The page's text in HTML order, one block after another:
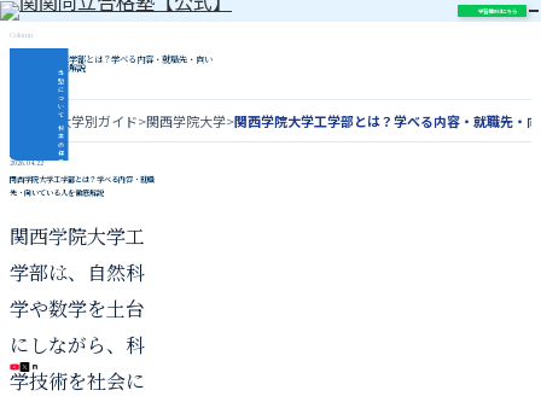
学習相談はこちら
当
塾
に
つ
い
て
授
業
の
様
子
指
導
内
実
績
同
立
コ
ラ
ム
\ 各種SNS更新中 /
Column
関西学院大学工学部とは？学べる内容・就職先・向い
ている人を徹底解説
大学別ガイド>関西学院大学>関西学院大学工学部とは？学べる内容・就職先・
2026.04.22
関西学院大学工学部とは？学べる内容・就職
先・向いている人を徹底解説
関西学院大学工
学部は、自然科
学や数学を土台
にしながら、科
学技術を社会に